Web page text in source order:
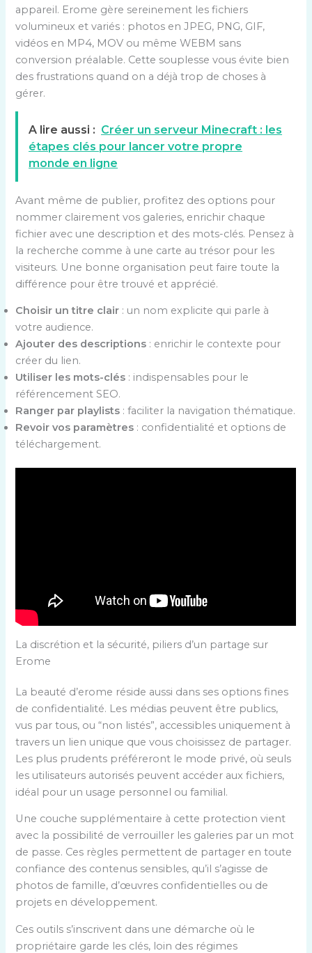
appareil. Erome gère sereinement les fichiers
volumineux et variés : photos en JPEG, PNG, GIF,
vidéos en MP4, MOV ou même WEBM sans
conversion préalable. Cette souplesse vous évite bien
des frustrations quand on a déjà trop de choses à
gérer.
A lire aussi : Créer un serveur Minecraft : les
étapes clés pour lancer votre propre
monde en ligne
Avant même de publier, profitez des options pour
nommer clairement vos galeries, enrichir chaque
fichier avec une description et des mots-clés. Pensez à
la recherche comme à une carte au trésor pour les
visiteurs. Une bonne organisation peut faire toute la
différence pour être trouvé et apprécié.
Choisir un titre clair : un nom explicite qui parle à
votre audience.
Ajouter des descriptions : enrichir le contexte pour
créer du lien.
Utiliser les mots-clés : indispensables pour le
référencement SEO.
Ranger par playlists : faciliter la navigation thématique.
Revoir vos paramètres : confidentialité et options de
téléchargement.
La discrétion et la sécurité, piliers d’un partage sur
Erome
La beauté d’erome réside aussi dans ses options fines
de confidentialité. Les médias peuvent être publics,
vus par tous, ou “non listés”, accessibles uniquement à
travers un lien unique que vous choisissez de partager.
Les plus prudents préféreront le mode privé, où seuls
les utilisateurs autorisés peuvent accéder aux fichiers,
idéal pour un usage personnel ou familial.
Une couche supplémentaire à cette protection vient
avec la possibilité de verrouiller les galeries par un mot
de passe. Ces règles permettent de partager en toute
confiance des contenus sensibles, qu’il s’agisse de
photos de famille, d’œuvres confidentielles ou de
projets en développement.
Ces outils s’inscrivent dans une démarche où le
propriétaire garde les clés, loin des régimes